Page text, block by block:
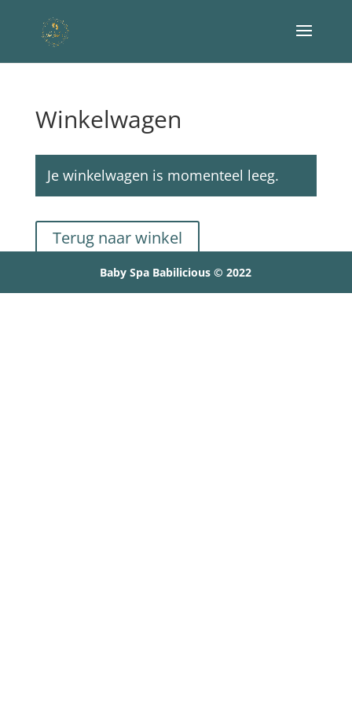
Winkelwagen
Je winkelwagen is momenteel leeg.
Terug naar winkel
Baby Spa Babilicious © 2022